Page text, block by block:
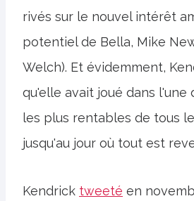
rivés sur le nouvel intérêt
potentiel de Bella, Mike
Welch). Et évidemment,
qu'elle avait joué dans l'une
les plus rentables de tous
jusqu'au jour où tout est
Kendrick tweeté en